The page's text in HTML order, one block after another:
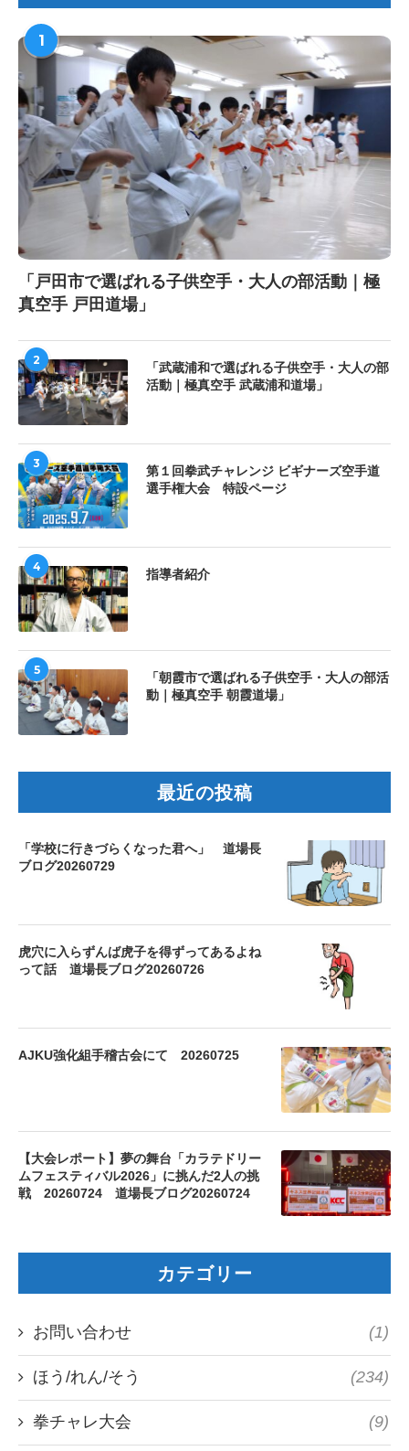
1
「戸田市で選ばれる子供空手・大人の部活動｜極
真空手 戸田道場」
2
「武蔵浦和で選ばれる子供空手・大人の部
活動｜極真空手 武蔵浦和道場」
3
第１回拳武チャレンジ ビギナーズ空手道
選手権大会 特設ページ
4
指導者紹介
5
「朝霞市で選ばれる子供空手・大人の部活
動｜極真空手 朝霞道場」
最近の投稿
「学校に行きづらくなった君へ」 道場長
ブログ20260729
虎穴に入らずんば虎子を得ずってあるよね
って話 道場長ブログ20260726
AJKU強化組手稽古会にて 20260725
【大会レポート】夢の舞台「カラテドリー
ムフェスティバル2026」に挑んだ2人の挑
戦 20260724 道場長ブログ20260724
カテゴリー
お問い合わせ (1)
ほう/れん/そう (234)
拳チャレ大会 (9)